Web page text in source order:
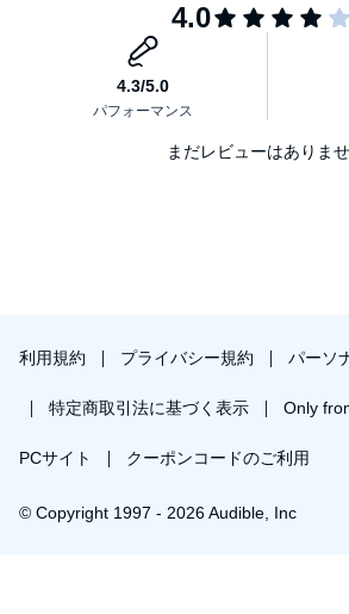
まだレビューはありま
利用規約 プライバシー規約 パーソ
特定商取引法に基づく表示 Only
PCサイト クーポンコードのご利用
© Copyright 1997 - 2026 Audible, Inc